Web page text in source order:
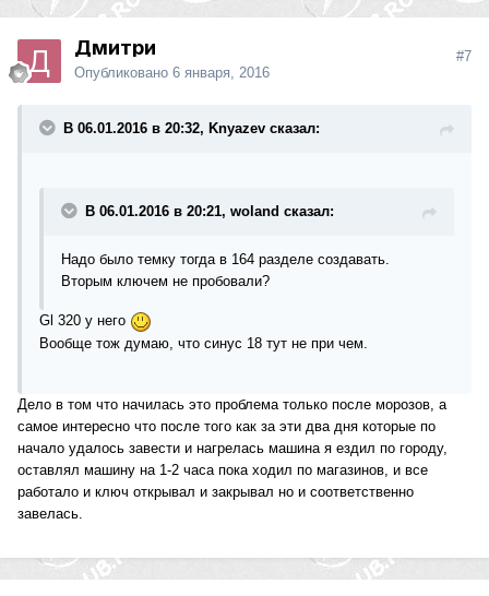
Дмитри
Опубликовано 6 января, 2016
#7
В 06.01.2016 в 20:32, Knyazev сказал:
В 06.01.2016 в 20:21, woland сказал:
Надо было темку тогда в 164 разделе создавать.
Вторым ключем не пробовали?
Gl 320 у него
Вообще тож думаю, что синус 18 тут не при чем.
Дело в том что начилась это проблема только после морозов, а
самое интересно что после того как за эти два дня которые по
начало удалось завести и нагрелась машина я ездил по городу,
оставлял машину на 1-2 часа пока ходил по магазинов, и все
работало и ключ открывал и закрывал но и соответственно
завелась.